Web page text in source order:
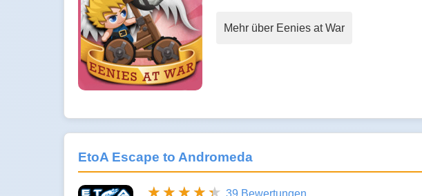
Mehr über Eenies at War
EtoA Escape to Andromeda